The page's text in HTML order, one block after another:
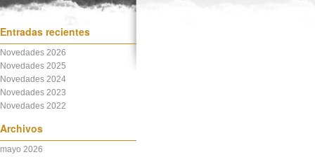
Entradas recientes
Novedades 2026
Novedades 2025
Novedades 2024
Novedades 2023
Novedades 2022
Archivos
mayo 2026